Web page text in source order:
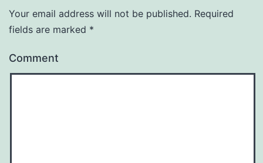
Your email address will not be published. Required
fields are marked *
Comment